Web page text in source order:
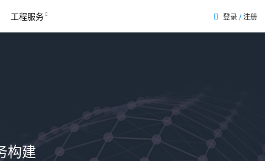
工程服务 登录 / 注册
构建